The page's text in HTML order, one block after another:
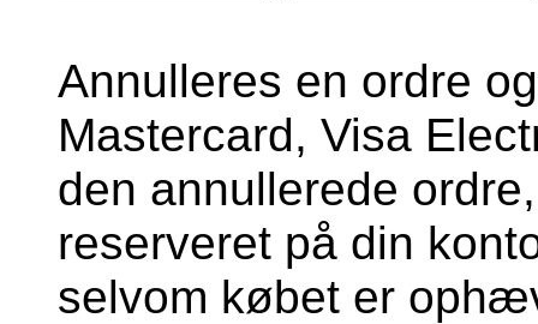
Annulleres en ordre
Mastercard, Visa
den annullerede
reserveret på din
selvom købet er